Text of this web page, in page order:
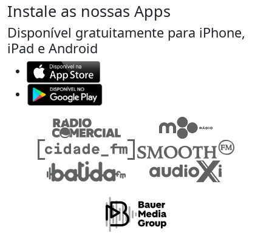
Instale as nossas Apps
Disponível gratuitamente para iPhone,
iPad e Android